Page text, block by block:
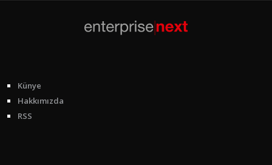
Künye
Hakkımızda
RSS